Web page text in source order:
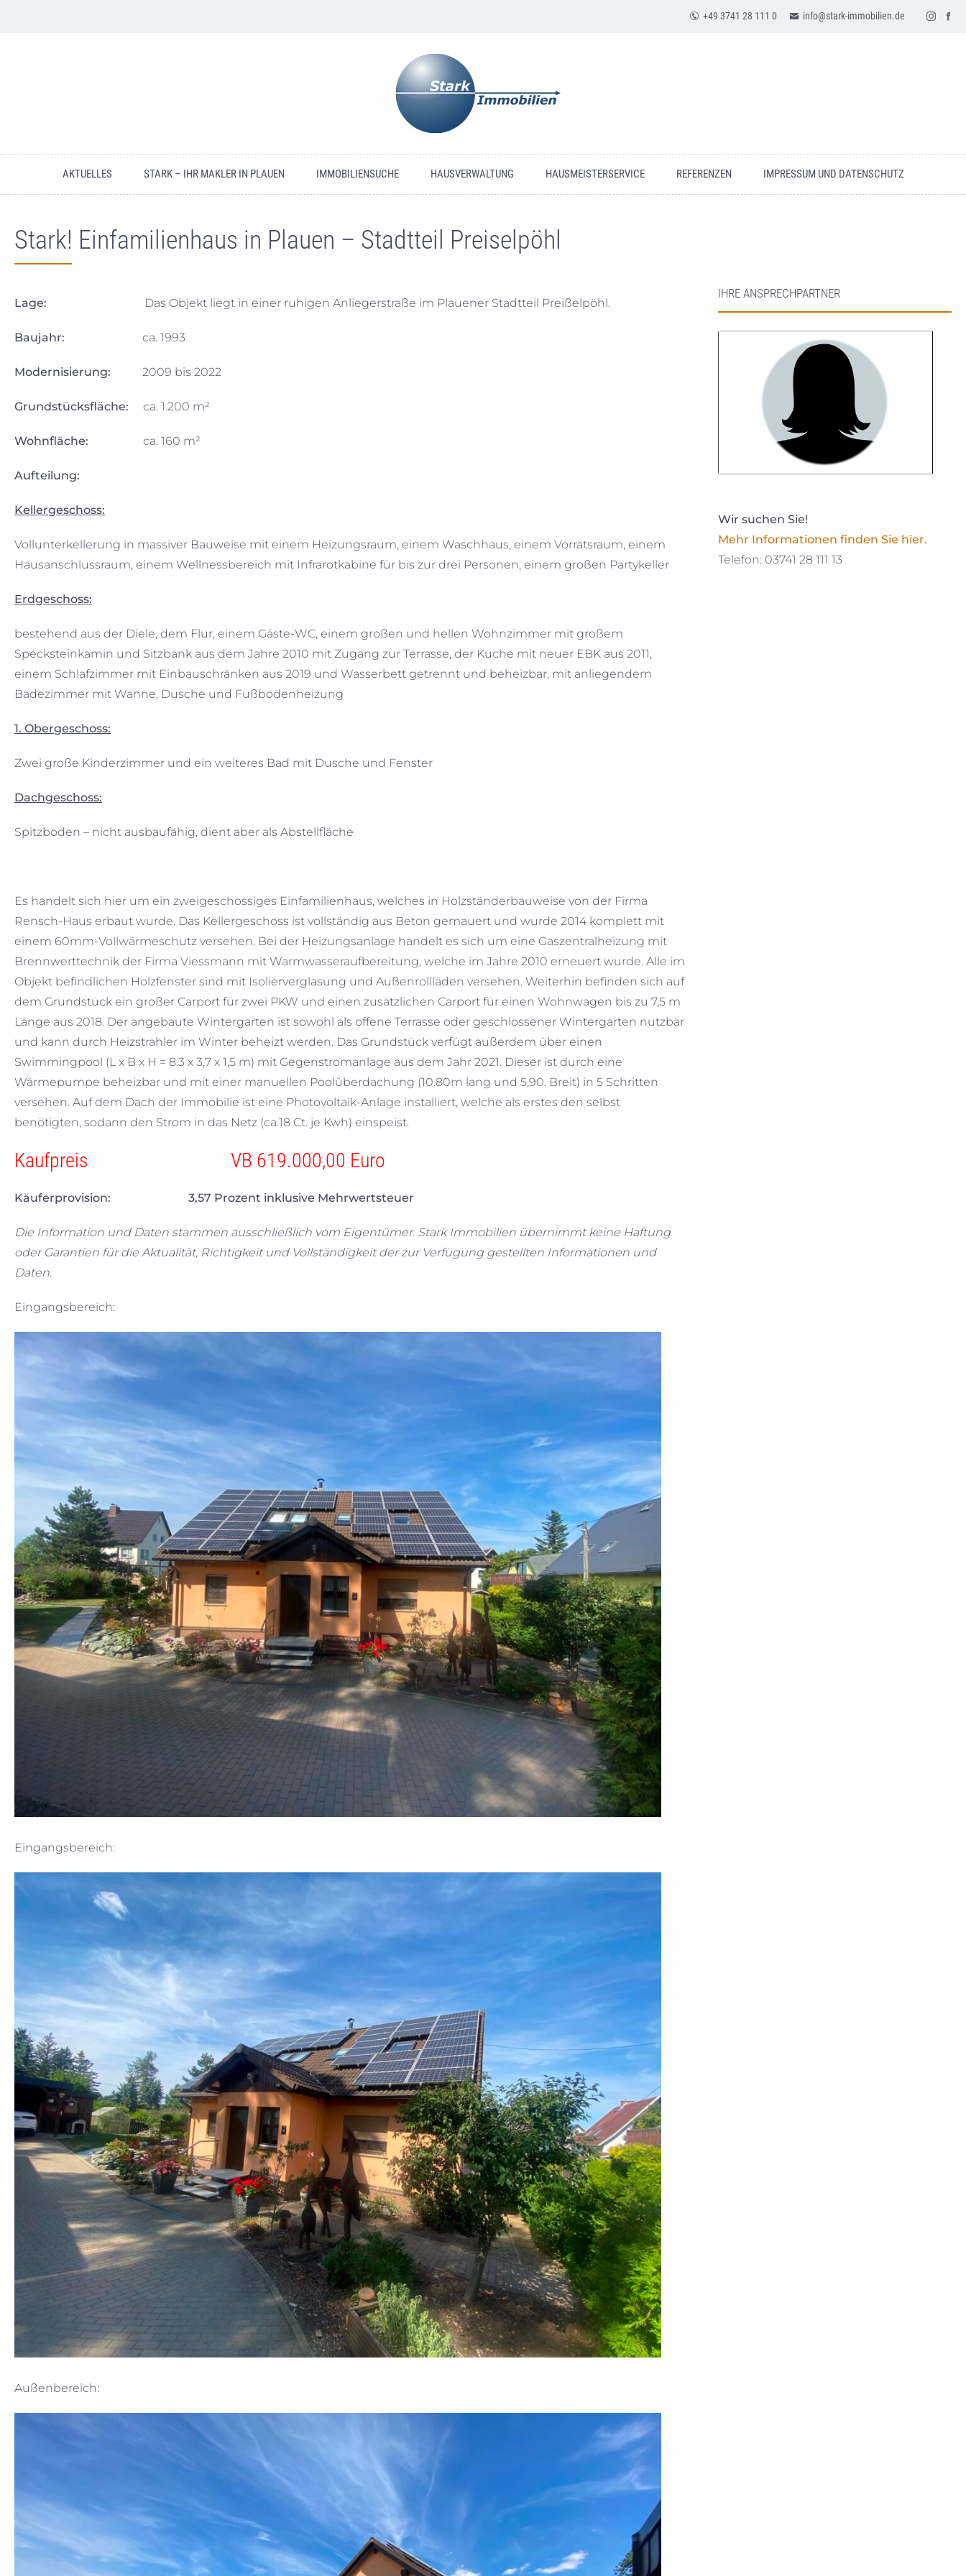
+49 3741 28 111 0 info@stark-immobilien.de
AKTUELLES STARK – IHR MAKLER IN PLAUEN IMMOBILIENSUCHE HAUSVERWALTUNG HAUSMEISTERSERVICE REFERENZEN IMPRESSUM UND DATENSCHUTZ
Stark! Einfamilienhaus in Plauen – Stadtteil Preiselpöhl
Lage: Das Objekt liegt in einer ruhigen Anliegerstraße im Plauener Stadtteil Preißelpöhl.
Baujahr: ca. 1993
Modernisierung: 2009 bis 2022
Grundstücksfläche: ca. 1.200 m²
Wohnfläche: ca. 160 m²
Aufteilung:
Kellergeschoss:
Vollunterkellerung in massiver Bauweise mit einem Heizungsraum, einem Waschhaus, einem Vorratsraum, einem
Hausanschlussraum, einem Wellnessbereich mit Infrarotkabine für bis zur drei Personen, einem großen Partykeller
Erdgeschoss:
bestehend aus der Diele, dem Flur, einem Gäste-WC, einem großen und hellen Wohnzimmer mit großem
Specksteinkamin und Sitzbank aus dem Jahre 2010 mit Zugang zur Terrasse, der Küche mit neuer EBK aus 2011,
einem Schlafzimmer mit Einbauschränken aus 2019 und Wasserbett getrennt und beheizbar, mit anliegendem
Badezimmer mit Wanne, Dusche und Fußbodenheizung
1. Obergeschoss:
Zwei große Kinderzimmer und ein weiteres Bad mit Dusche und Fenster
Dachgeschoss:
Spitzboden – nicht ausbaufähig, dient aber als Abstellfläche
Es handelt sich hier um ein zweigeschossiges Einfamilienhaus, welches in Holzständerbauweise von der Firma
Rensch-Haus erbaut wurde. Das Kellergeschoss ist vollständig aus Beton gemauert und wurde 2014 komplett mit
einem 60mm-Vollwärmeschutz versehen. Bei der Heizungsanlage handelt es sich um eine Gaszentralheizung mit
Brennwerttechnik der Firma Viessmann mit Warmwasseraufbereitung, welche im Jahre 2010 erneuert wurde. Alle im
Objekt befindlichen Holzfenster sind mit Isolierverglasung und Außenrollläden versehen. Weiterhin befinden sich auf
dem Grundstück ein großer Carport für zwei PKW und einen zusätzlichen Carport für einen Wohnwagen bis zu 7,5 m
Länge aus 2018. Der angebaute Wintergarten ist sowohl als offene Terrasse oder geschlossener Wintergarten nutzbar
und kann durch Heizstrahler im Winter beheizt werden. Das Grundstück verfügt außerdem über einen
Swimmingpool (L x B x H = 8.3 x 3,7 x 1,5 m) mit Gegenstromanlage aus dem Jahr 2021. Dieser ist durch eine
Wärmepumpe beheizbar und mit einer manuellen Poolüberdachung (10.80m lang und 5,90. Breit) in 5 Schritten
versehen. Auf dem Dach der Immobilie ist eine Photovoltaik-Anlage installiert, welche als erstes den selbst
benötigten, sodann den Strom in das Netz (ca.18 Ct. je Kwh) einspeist.
Kaufpreis VB 619.000,00 Euro
Käuferprovision: 3,57 Prozent inklusive Mehrwertsteuer
Die Information und Daten stammen ausschließlich vom Eigentümer. Stark Immobilien übernimmt keine Haftung
oder Garantien für die Aktualität, Richtigkeit und Vollständigkeit der zur Verfügung gestellten Informationen und
Daten.
Eingangsbereich:
Eingangsbereich:
Außenbereich:
IHRE ANSPRECHPARTNER
Wir suchen Sie!
Mehr Informationen finden Sie hier.
Telefon: 03741 28 111 13